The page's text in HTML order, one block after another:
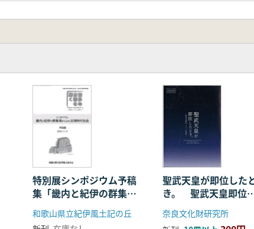
特別展シンポジウム予稿
集「畿内と紀伊の群集墳
からよむ古墳時代社会」
和歌山県立紀伊風土記の丘
聖武天皇が即位した
き。 聖武天皇即位
1300年記念
奈良文化財研究所